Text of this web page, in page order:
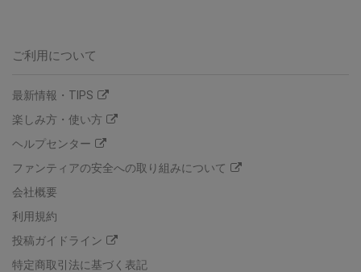
ご利用について
最新情報・TIPS
楽しみ方・使い方
ヘルプセンター
ファンティアの安全への取り組みについて
会社概要
利用規約
投稿ガイドライン
特定商取引法に基づく表記